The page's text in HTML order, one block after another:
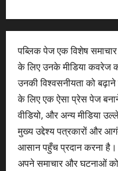
पब्लिक पेज एक विशेष
के लिए उनके मीडिया कवरेज
उनकी विश्वसनीयता को
के लिए एक ऐसा प्रेस पेज
वीडियो, और अन्य मीडिया
मुख्य उद्देश्य पत्रकारों और
आसान पहुँच प्रदान करना
अपने समाचार और घटनाओं